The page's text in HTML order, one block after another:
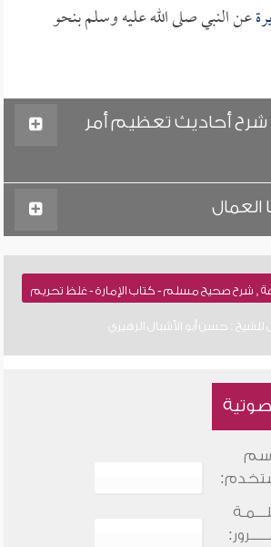
عن النبي صلى الله عليه وسلم بنحو
شرح أحاديث تعظيم أمر
العمال
, شرح صحيح مسلم - كتاب الإمارة - غلظ تحريم
للشيخ : حسن أبو الأشبال الزهيري